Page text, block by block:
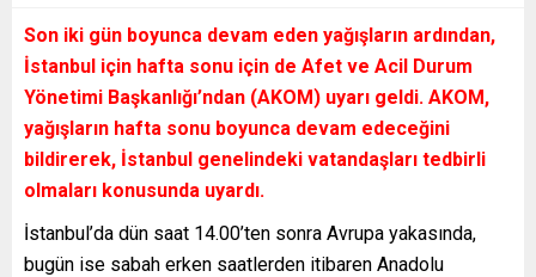
Son iki gün boyunca devam eden yağışların ardından,
İstanbul için hafta sonu için de Afet ve Acil Durum
Yönetimi Başkanlığı’ndan (AKOM) uyarı geldi. AKOM,
yağışların hafta sonu boyunca devam edeceğini
bildirerek, İstanbul genelindeki vatandaşları tedbirli
olmaları konusunda uyardı.
İstanbul’da dün saat 14.00’ten sonra Avrupa yakasında,
bugün ise sabah erken saatlerden itibaren Anadolu